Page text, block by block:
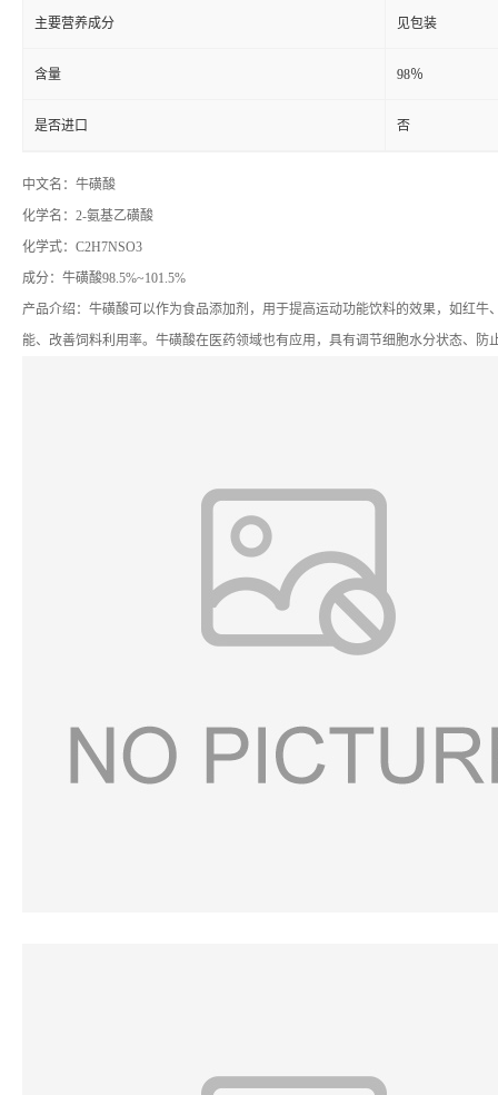
主要营养成分 见包装
含量 98％
是否进口 否
中文名：牛磺酸
化学名：2-氨基乙磺酸
化学式：C2H7NSO3
成分：牛磺酸98.5%~101.5%
产品介绍：牛磺酸可以作为食品添加剂，用于提高运动功能饮料的效果，如红
能、改善饲料利用率。牛磺酸在医药领域也有应用，具有调节细胞水分状态、防